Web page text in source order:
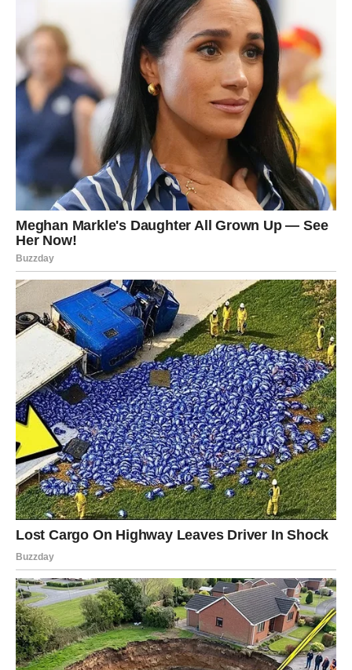
kod drugih, dragocena je veština u savremenom svetu,
a oči će uvek biti najiskreniji prozor u dušu.
U zaključku, testovi poput ovog nam pomažu da bolje
razumijemo sebe i naše emocionalne reakcije. Dok
istražujemo svoja unutrašnja stanja, vrijedi se prisjetiti da
su svi naši osjećaji, uključujući ljutnju, normalni i prirodni.
Važno je znati kako se nositi s njima i kako ih izraziti na
zdrav način.Bez obzira na to koji izbor ste napravili u
ovom testu, svaki od nas ima svoje jedinstveno
razumijevanje.
Na kraju, test intuicije može poslužiti kao putokaz za bolje
razumijevanje nas samih i naših reakcija na svijet oko
nas. Osim što nam pomaže da prepoznamo naše
emocionalne odgovore, ovaj test također može poslužiti
kao most između naših unutrašnjih misli i spoljnog
ponašanja. Uspostavljanje tog odnosa može nas ojačati u
svakodnevnom životu, olakšavajući nam komunikaciju i
interakciju s drugima, što je u današnjem društvu od
izuzetne važnosti.